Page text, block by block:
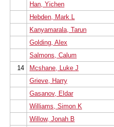
Han, Yichen
Hebden, Mark L
Kanyamarala, Tarun
Golding, Alex
Salmons, Calum
14
Mcshane, Luke J
Grieve, Harry
Gasanov, Eldar
Williams, Simon K
Willow, Jonah B